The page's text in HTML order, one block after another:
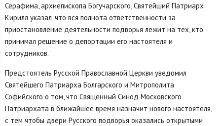
Серафима, архиепископа Богучарского, Святейший Патриарх
Кирилл указал, что вся полнота ответственности за
приостановление деятельности подворья лежит на тех, кто
принимал решение о депортации его настоятеля и
сотрудников.
Предстоятель Русской Православной Церкви уведомил
Святейшего Патриарха Болгарского и Митрополита
Софийского о том, что Священный Синод Московского
Патриархата в ближайшее время назначит нового настоятеля,
с тем чтобы двери Русского подворья оказались открытыми